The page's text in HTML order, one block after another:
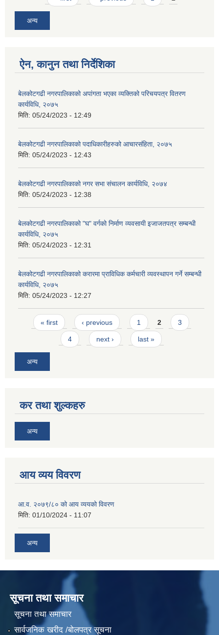
अन्य
ऐन, कानुन तथा निर्देशिका
बेलकोटगढी नगरपालिकाको अपांगता भएका व्यक्तिको परिचयपत्र वितरण
कार्यविधि, २०७५
मिति: 05/24/2023 - 12:49
बेलकोटगढी नगरपालिकाको पदाधिकारीहरुको आचारसंहिता, २०७५
मिति: 05/24/2023 - 12:43
बेलकोटगढी नगरपालिकाको नगर सभा संचालन कार्यविधि, २०७४
मिति: 05/24/2023 - 12:38
बेलकोटगढी नगरपालिकाको "घ" वर्गको निर्माण व्यवसायी इजाजतपत्र सम्बन्धी
कार्यविधि, २०७५
मिति: 05/24/2023 - 12:31
बेलकोटगढी नगरपालिकाको करारमा प्राविधिक कर्मचारी व्यवस्थापन गर्ने सम्बन्धी
कार्यविधि, २०७५
मिति: 05/24/2023 - 12:27
Pages
« first ‹ previous 1 2 3
4 next › last »
अन्य
कर तथा शुल्कहरु
अन्य
आय व्यय विवरण
आ.व. २०७९/८० को आय व्ययको विवरण
मिति: 01/10/2024 - 11:07
अन्य
सूचना तथा समाचार
सूचना तथा समाचार
सार्वजनिक खरीद /बोलपत्र सूचना